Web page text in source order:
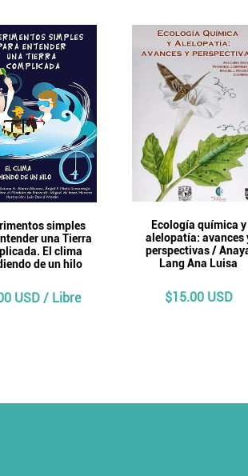
simples
una Tierra
El clima
de un hilo
USD / Libre
Ecología química y
alelopatía: avances
perspectivas /
Lang Ana Luisa
$15.00 USD